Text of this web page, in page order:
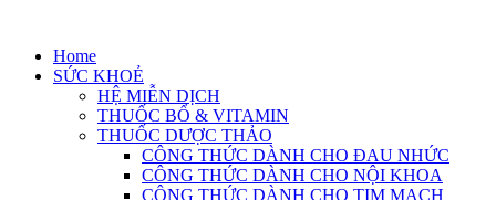
contentHome
SỨC KHOẺ
HỆ MIỄN DỊCH
THUỐC BỔ & VITAMIN
THUỐC DƯỢC THẢO
CÔNG THỨC DÀNH CHO ĐAU NHỨC
CÔNG THỨC DÀNH CHO NỘI KHOA
CÔNG THỨC DÀNH CHO TIM MẠCH